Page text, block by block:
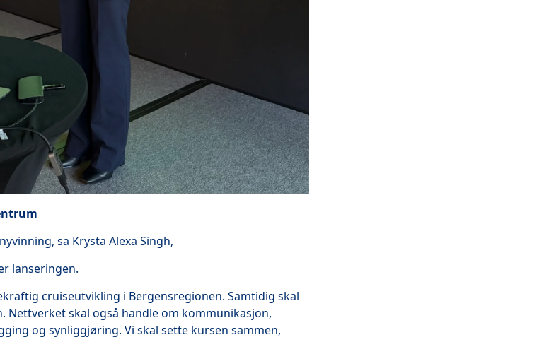
sa Krysta Alexa Singh,
lanseringen.
cruiseutvikling i Bergensregionen. Samtidig skal
Nettverket skal også handle om kommunikasjon,
og synliggjøring. Vi skal sette kursen sammen,